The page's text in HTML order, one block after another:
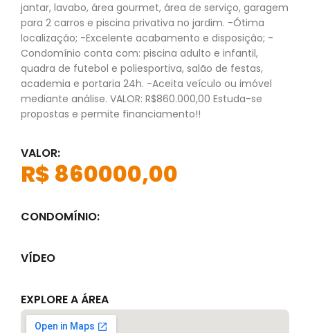
jantar, lavabo, área gourmet, área de serviço, garagem
para 2 carros e piscina privativa no jardim. -Ótima
localização; -Excelente acabamento e disposição; -
Condomínio conta com: piscina adulto e infantil,
quadra de futebol e poliesportiva, salão de festas,
academia e portaria 24h. -Aceita veículo ou imóvel
mediante análise. VALOR: R$860.000,00 Estuda-se
propostas e permite financiamento!!
VALOR:
R$ 860000,00
CONDOMÍNIO:
VÍDEO
EXPLORE A ÁREA